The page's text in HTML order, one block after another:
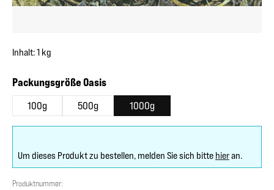
Inhalt:1 kg
Packungsgröße Oasisauswählen
100g 500g 1000g
Um dieses Produkt zu bestellen, melden Sie sich bitte hieran.
Produktnummer: